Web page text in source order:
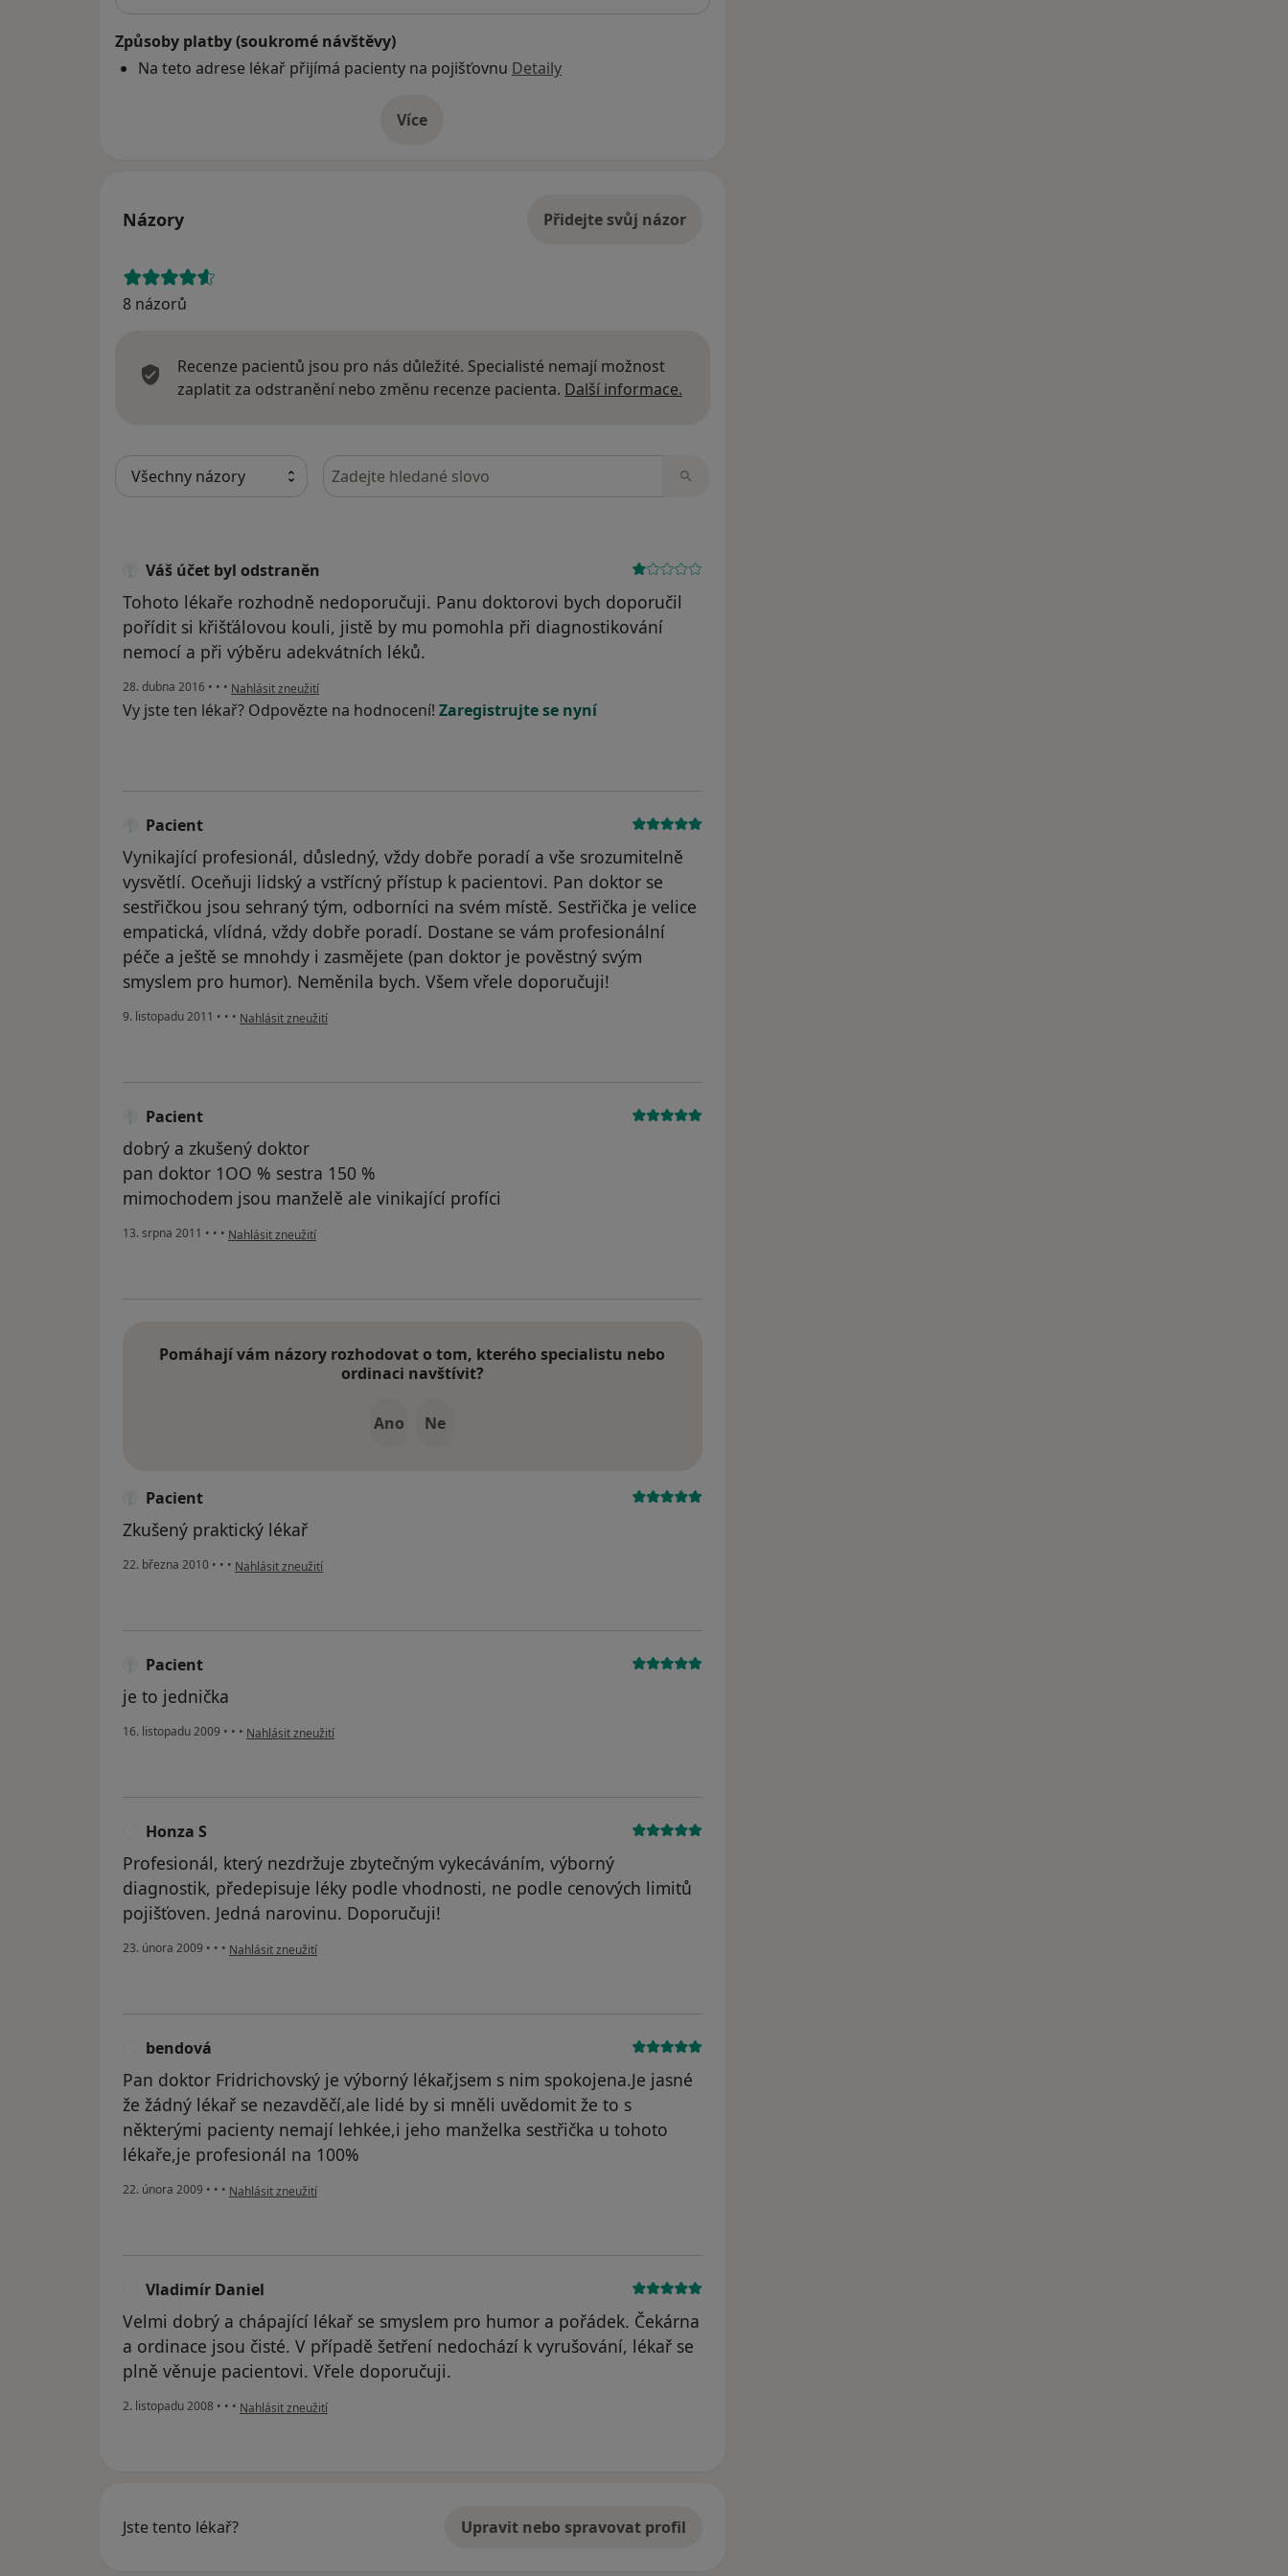
Způsoby platby (soukromé návštěvy)
Na teto adrese lékař přijímá pacienty na pojišťovnu Detaily
Víceo adrese
Názory Přidejte svůj názor
8 názorů
Recenze pacientů jsou pro nás důležité. Specialisté nemají možnost
zaplatit za odstranění nebo změnu recenze pacienta. Další informace.
Hledejte v názorech
Váš účet byl odstraněn
Tohoto lékaře rozhodně nedoporučuji. Panu doktorovi bych doporučil
pořídit si křišťálovou kouli, jistě by mu pomohla při diagnostikování
nemocí a při výběru adekvátních léků.
28. dubna 2016 • • • podle názoru uživatele Váš účet byl odstraněn
Nahlásit zneužití
Vy jste ten lékař? Odpovězte na hodnocení! Zaregistrujte se nyní
Pacient
Vynikající profesionál, důsledný, vždy dobře poradí a vše srozumitelně
vysvětlí. Oceňuji lidský a vstřícný přístup k pacientovi. Pan doktor se
sestřičkou jsou sehraný tým, odborníci na svém místě. Sestřička je velice
empatická, vlídná, vždy dobře poradí. Dostane se vám profesionální
péče a ještě se mnohdy i zasmějete (pan doktor je pověstný svým
smyslem pro humor). Neměnila bych. Všem vřele doporučuji!
9. listopadu 2011 • • • podle názoru uživatele Pacient
Nahlásit zneužití
Pacient
dobrý a zkušený doktor
pan doktor 1OO % sestra 150 %
mimochodem jsou manželě ale vinikající profíci
13. srpna 2011 • • • podle názoru uživatele Pacient
Nahlásit zneužití
Pomáhají vám názory rozhodovat o tom, kterého specialistu nebo
ordinaci navštívit?
Ano Ne
Pacient
Zkušený praktický lékař
22. března 2010 • • • podle názoru uživatele Pacient
Nahlásit zneužití
Pacient
je to jednička
16. listopadu 2009 • • • podle názoru uživatele Pacient
Nahlásit zneužití
Honza S
Profesionál, který nezdržuje zbytečným vykecáváním, výborný
diagnostik, předepisuje léky podle vhodnosti, ne podle cenových limitů
pojišťoven. Jedná narovinu. Doporučuji!
23. února 2009 • • • podle názoru uživatele Honza S
Nahlásit zneužití
bendová
Pan doktor Fridrichovský je výborný lékař,jsem s nim spokojena.Je jasné
že žádný lékař se nezavděčí,ale lidé by si mněli uvědomit že to s
některými pacienty nemají lehkée,i jeho manželka sestřička u tohoto
lékaře,je profesionál na 100%
22. února 2009 • • • podle názoru uživatele bendová
Nahlásit zneužití
Vladimír Daniel
Velmi dobrý a chápající lékař se smyslem pro humor a pořádek. Čekárna
a ordinace jsou čisté. V případě šetření nedochází k vyrušování, lékař se
plně věnuje pacientovi. Vřele doporučuji.
2. listopadu 2008 • • • podle názoru uživatele Vladimír Daniel
Nahlásit zneužití
Jste tento lékař? Upravit nebo spravovat profil